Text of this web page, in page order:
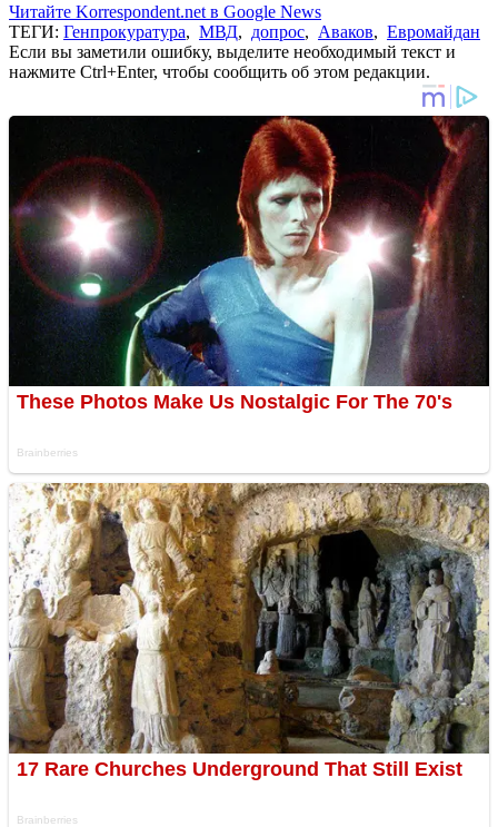
Читайте Korrespondent.net в Google News
ТЕГИ: Генпрокуратура, МВД, допрос, Аваков, Евромайдан
Если вы заметили ошибку, выделите необходимый текст и
нажмите Ctrl+Enter, чтобы сообщить об этом редакции.